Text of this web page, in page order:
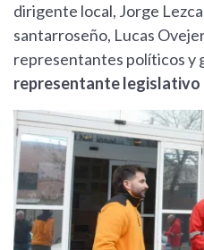
dirigente local, Jorge
santarroseño, Lucas
representantes políticos y
representante legislativo